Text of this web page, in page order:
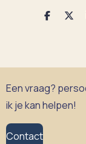
D
D
Een vraag?
ik je kan helpen!
Contact